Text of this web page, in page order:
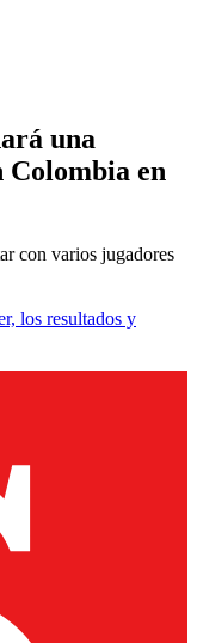
una
Colombia en
con varios jugadores
los resultados y